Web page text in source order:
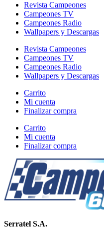
Revista Campeones
Campeones TV
Campeones Radio
Wallpapers y Descargas
Revista Campeones
Campeones TV
Campeones Radio
Wallpapers y Descargas
Carrito
Mi cuenta
Finalizar compra
Carrito
Mi cuenta
Finalizar compra
Serratel S.A.